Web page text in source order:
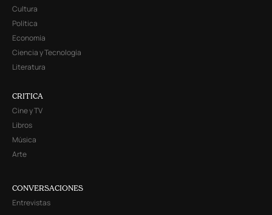
Cultura
Política
Economía
Ciencia y Tecnología
Literatura
CRITICA
Cine y TV
Libros
Música
Arte
CONVERSACIONES
Entrevistas